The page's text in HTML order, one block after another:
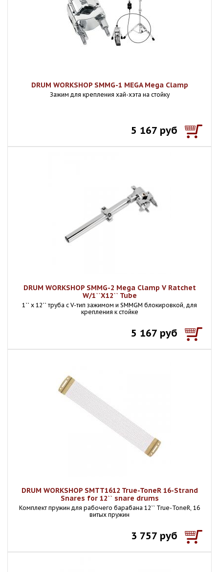
DRUM WORKSHOP SMMG-1 MEGA Mega Clamp
Зажим для крепления хай-хэта на стойку
5 167 руб
DRUM WORKSHOP SMMG-2 Mega Clamp V Ratchet
W/1``X12`` Tube
1`` x 12`` труба с V-тип зажимом и SMMGM блокировкой, для
крепления к стойке
5 167 руб
DRUM WORKSHOP SMTT1612 True-ToneR 16-Strand
Snares for 12`` snare drums
Комплект пружин для рабочего барабана 12`` True-ToneR, 16
витых пружин
3 757 руб